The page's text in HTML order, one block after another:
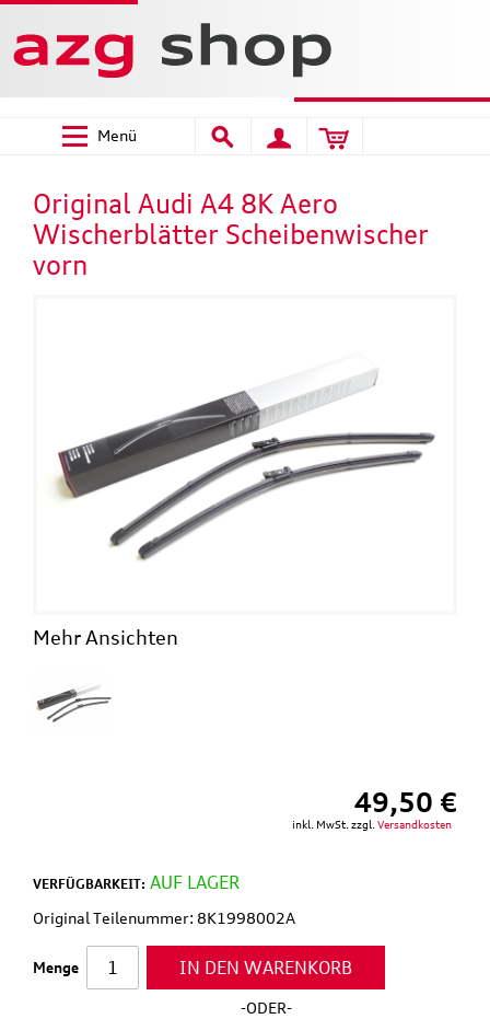
Menü
Original Audi A4 8K Aero
Wischerblätter Scheibenwischer
vorn
Mehr Ansichten
49,50 €
inkl. MwSt. zzgl. Versandkosten
VERFÜGBARKEIT: AUF LAGER
Original Teilenummer: 8K1998002A
Menge IN DEN WARENKORB
-ODER-